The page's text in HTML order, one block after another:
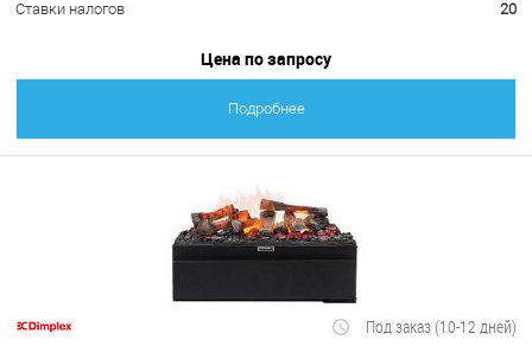
Ставки налогов
20
Цена по запросу
Подробнее
Под заказ (10-12 дней)